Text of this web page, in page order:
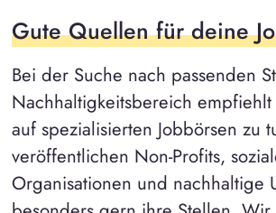
Gute Quellen für deine
Bei der Suche nach passenden
Nachhaltigkeitsbereich empfiehlt
auf spezialisierten Jobbörsen zu
veröffentlichen Non-Profits,
Organisationen und nachhaltige